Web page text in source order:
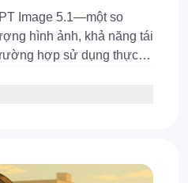
Image 5.1—một so
hình ảnh, khả năng tái
hợp sử dụng thực tế
tạo chọn công cụ phù